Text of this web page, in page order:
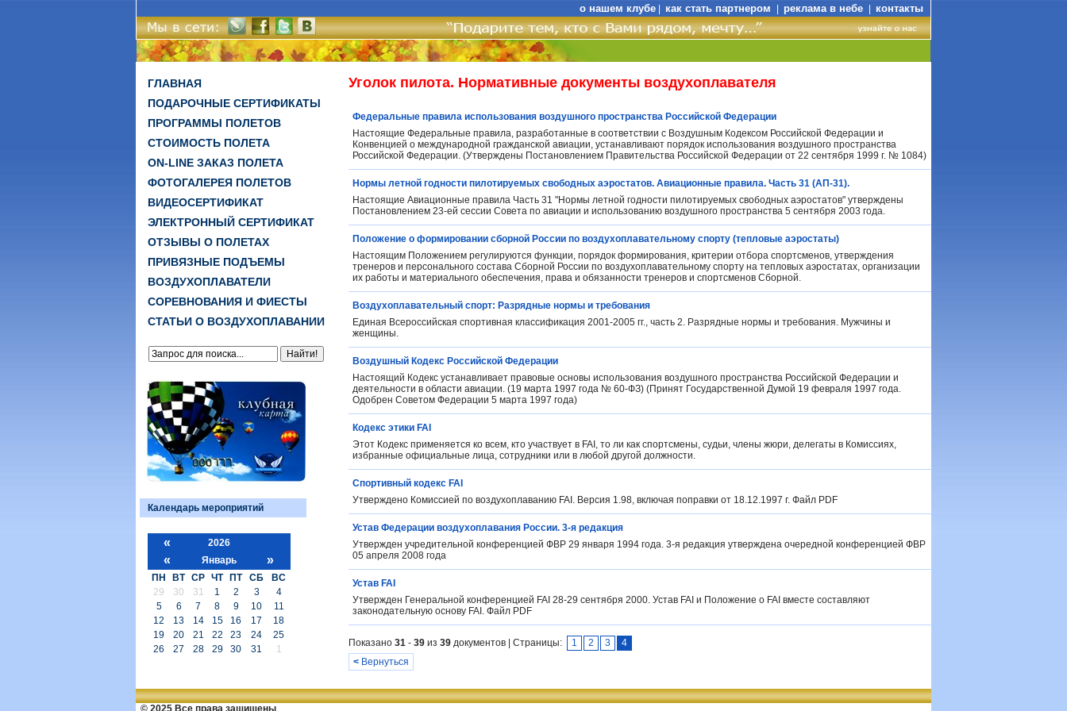
о нашем клубе как стать партнером реклама в небе контакты
ГЛАВНАЯ
ПОДАРОЧНЫЕ СЕРТИФИКАТЫ
ПРОГРАММЫ ПОЛЕТОВ
СТОИМОСТЬ ПОЛЕТА
ON-LINE ЗАКАЗ ПОЛЕТА
ФОТОГАЛЕРЕЯ ПОЛЕТОВ
ВИДЕОСЕРТИФИКАТ
ЭЛЕКТРОННЫЙ СЕРТИФИКАТ
ОТЗЫВЫ О ПОЛЕТАХ
ПРИВЯЗНЫЕ ПОДЪЕМЫ
ВОЗДУХОПЛАВАТЕЛИ
СОРЕВНОВАНИЯ И ФИЕСТЫ
СТАТЬИ О ВОЗДУХОПЛАВАНИИ
Календарь мероприятий
« 2026
« Январь »
ПН ВТ СР ЧТ ПТ СБ
ВС
29
30 31 1 2 3
4
5
6 7 8 9 10
11
12
13 14 15 16 17
18
19
20 21 22 23 24
25
26
27 28 29 30 31 1
Уголок пилота. Нормативные документы воздухоплавателя
Федеральные правила использования воздушного пространства Российской Федерации
Настоящие Федеральные правила, разработанные в соответствии с Воздушным Кодексом Российской Федерации и
Конвенцией о международной гражданской авиации, устанавливают порядок использования воздушного пространства
Российской Федерации. (Утверждены Постановлением Правительства Российской Федерации от 22 сентября 1999 г. № 1084)
Нормы летной годности пилотируемых свободных аэростатов. Авиационные правила. Часть 31 (АП-31).
Настоящие Авиационные правила Часть 31 "Нормы летной годности пилотируемых свободных аэростатов" утверждены
Постановлением 23-ей сессии Совета по авиации и использованию воздушного пространства 5 сентября 2003 года.
Положение о формировании сборной России по воздухоплавательному спорту (тепловые аэростаты)
Настоящим Положением регулируются функции, порядок формирования, критерии отбора спортсменов, утверждения
тренеров и персонального состава Сборной России по воздухоплавательному спорту на тепловых аэростатах, организации
их работы и материального обеспечения, права и обязанности тренеров и спортсменов Сборной.
Воздухоплавательный спорт: Разрядные нормы и требования
Единая Всероссийская спортивная классификация 2001-2005 гг., часть 2. Разрядные нормы и требования. Мужчины и
женщины.
Воздушный Кодекс Российской Федерации
Настоящий Кодекс устанавливает правовые основы использования воздушного пространства Российской Федерации и
деятельности в области авиации. (19 марта 1997 года № 60-ФЗ) (Принят Государственной Думой 19 февраля 1997 года.
Одобрен Советом Федерации 5 марта 1997 года)
Кодекс этики FAI
Этот Кодекс применяется ко всем, кто участвует в FAI, то ли как спортсмены, судьи, члены жюри, делегаты в Комиссиях,
избранные официальные лица, сотрудники или в любой другой должности.
Спортивный кодекс FAI
Утверждено Комиссией по воздухоплаванию FAI. Версия 1.98, включая поправки от 18.12.1997 г. Файл PDF
Устав Федерации воздухоплавания России. 3-я редакция
Утвержден учредительной конференцией ФВР 29 января 1994 года. 3-я редакция утверждена очередной конференцией ФВР
05 апреля 2008 года
Устав FAI
Утвержден Генеральной конференцией FAI 28-29 сентября 2000. Устав FAI и Положение о FAI вместе составляют
законодательную основу FAI. Файл PDF
Показано 31 - 39 из 39 документов | Страницы: 1 2 3
4
< Вернуться
© 2025 Все права защищены